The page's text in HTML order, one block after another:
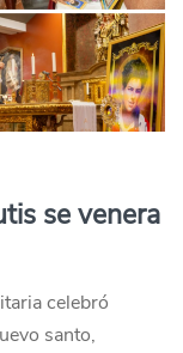
se venera
celebró
santo,